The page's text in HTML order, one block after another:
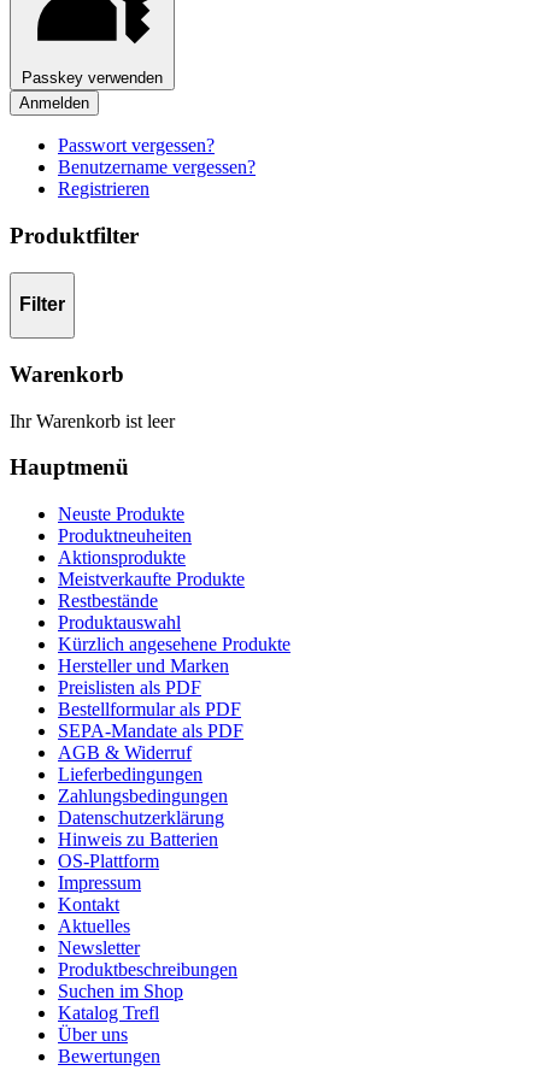
Passkey verwenden
Anmelden
Passwort vergessen?
Benutzername vergessen?
Registrieren
Produktfilter
Filter
Warenkorb
Ihr Warenkorb ist leer
Hauptmenü
Neuste Produkte
Produktneuheiten
Aktionsprodukte
Meistverkaufte Produkte
Restbestände
Produktauswahl
Kürzlich angesehene Produkte
Hersteller und Marken
Preislisten als PDF
Bestellformular als PDF
SEPA-Mandate als PDF
AGB & Widerruf
Lieferbedingungen
Zahlungsbedingungen
Datenschutzerklärung
Hinweis zu Batterien
OS-Plattform
Impressum
Kontakt
Aktuelles
Newsletter
Produktbeschreibungen
Suchen im Shop
Katalog Trefl
Über uns
Bewertungen